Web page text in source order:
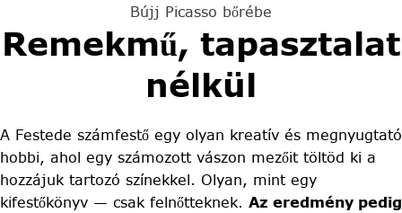
Bújj Picasso bőrébe
Remekmű, tapasztalat
nélkül
A Festede számfestő egy olyan kreatív és megnyugtató
hobbi, ahol egy számozott vászon mezőit töltöd ki a
hozzájuk tartozó színekkel. Olyan, mint egy
kifestőkönyv — csak felnőtteknek. Az eredmény pedig